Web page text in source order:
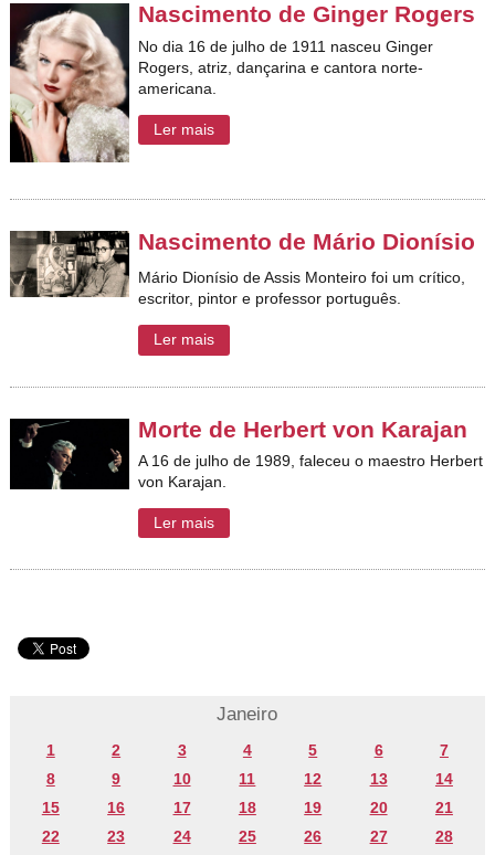
Nascimento de Ginger Rogers
No dia 16 de julho de 1911 nasceu Ginger
Rogers, atriz, dançarina e cantora norte-
americana.
Ler mais
Nascimento de Mário Dionísio
Mário Dionísio de Assis Monteiro foi um crítico,
escritor, pintor e professor português.
Ler mais
Morte de Herbert von Karajan
A 16 de julho de 1989, faleceu o maestro Herbert
von Karajan.
Ler mais
Janeiro
1 2 3 4 5 6
7
8
9 10 11 12 13
14
15
16 17 18 19 20
21
22
23 24 25 26 27
28